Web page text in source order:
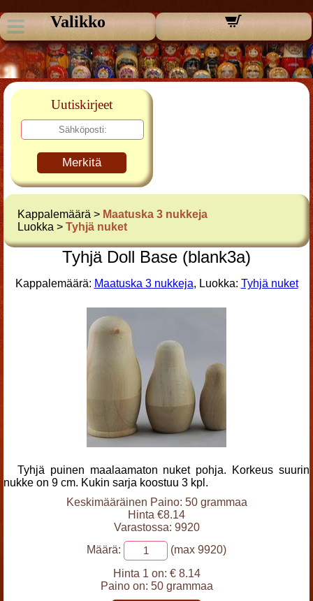
Valikko
Uutiskirjeet
Merkitä
Kappalemäärä > Maatuska 3 nukkeja
Luokka > Tyhjä nuket
Tyhjä Doll Base (blank3a)
Kappalemäärä: Maatuska 3 nukkeja, Luokka: Tyhjä nuket
Tyhjä puinen maalaamaton nuket pohja. Korkeus suurin
nukke on 9 cm. Kukin sarja koostuu 3 kpl.
Keskimääräinen Paino: 50 grammaa
Hinta €8.14
Varastossa: 9920
Määrä:
(max 9920)
Hinta 1 on: € 8.14
Paino on: 50 grammaa